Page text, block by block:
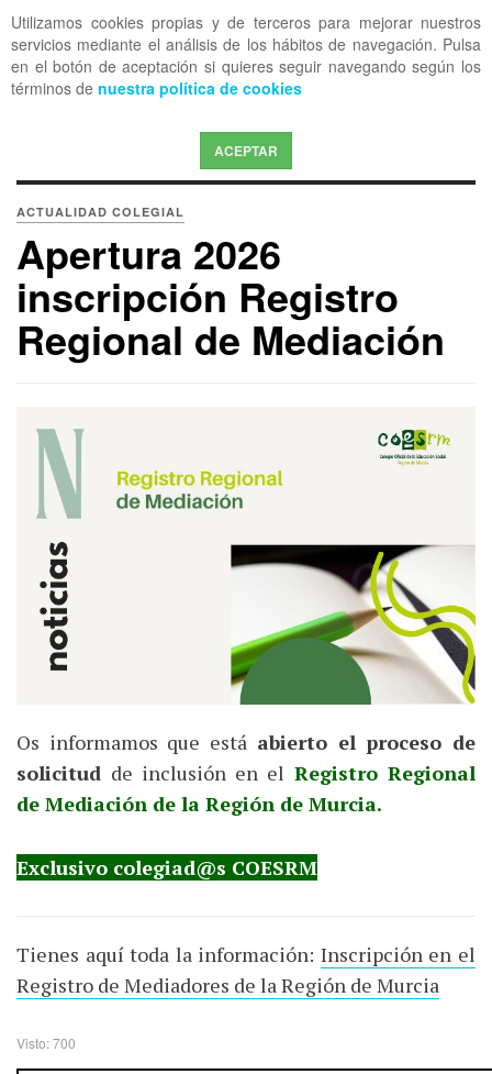
Utilizamos cookies propias y de terceros para mejorar nuestros
servicios mediante el análisis de los hábitos de navegación. Pulsa
en el botón de aceptación si quieres seguir navegando según los
términos de nuestra política de cookies
ACEPTAR
OFF CANVAS
ACTUALIDAD COLEGIAL
Apertura 2026
inscripción Registro
Regional de Mediación
Os informamos que está abierto el proceso de
solicitud de inclusión en el Registro Regional
de Mediación de la Región de Murcia.
Exclusivo colegiad@s COESRM
Tienes aquí toda la información: Inscripción en el
Registro de Mediadores de la Región de Murcia
Visto: 700